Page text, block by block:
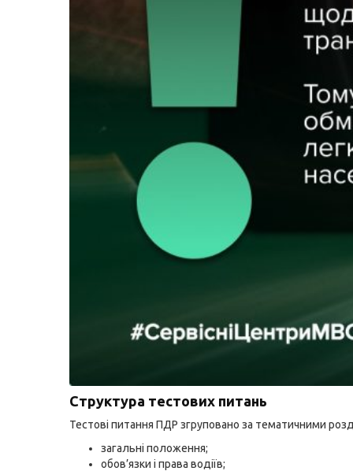
Структура тестових питань
Тестові питання ПДР згруповано за тематичними
загальні положення;
обов’язки і права водіїв;